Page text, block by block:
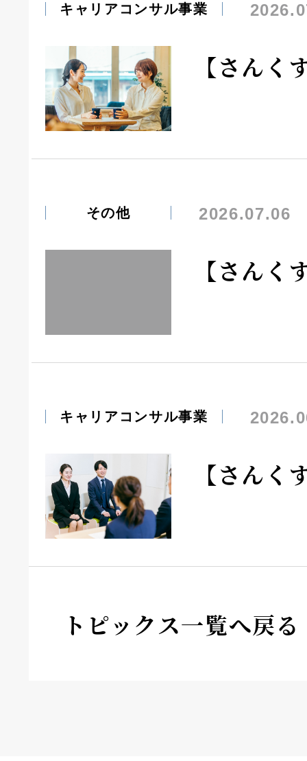
キャリアコンサル事業
【さんく
その他 2026.07.06
【さんく
キャリアコンサル事業
【さんく
トピックス一覧へ戻る